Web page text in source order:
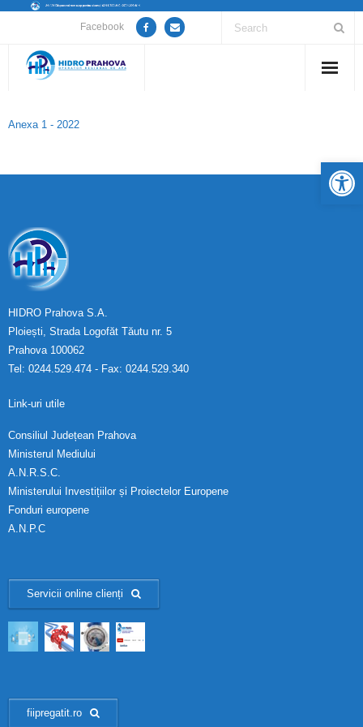
Facebook
Utile
Guvernanță Corporativă
Informații de interes public
Calitatea apei
Comunicare
Anexa 1 - 2022
HIDRO Prahova S.A.
Ploiești, Strada Logofăt Tăutu nr. 5
Prahova 100062
Tel: 0244.529.474 - Fax: 0244.529.340
Link-uri utile
Consiliul Județean Prahova
Ministerul Mediului
A.N.R.S.C.
Ministerului Investițiilor și Proiectelor Europene
Fonduri europene
A.N.P.C
Servicii online clienți
fiipregatit.ro